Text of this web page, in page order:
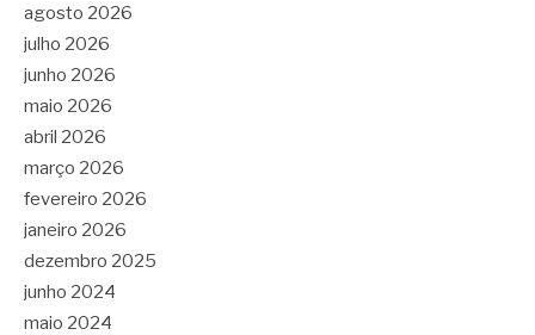
agosto 2026
julho 2026
junho 2026
maio 2026
abril 2026
março 2026
fevereiro 2026
janeiro 2026
dezembro 2025
junho 2024
maio 2024